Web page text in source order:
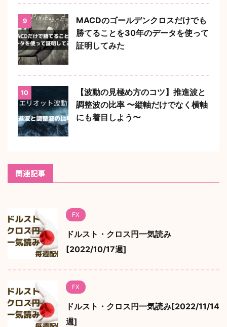
9
MACDのゴールデンクロスだけでも
勝てることを30年のデータを使って
証明してみた
10
【波動の見極め方のコツ】推進波と
調整波の比率 〜縦軸だけでなく横軸
にも着目しよう〜
関連記事
FX
ドルスト・クロス円一気読み
[2022/10/17週]
FX
ドルスト・クロス円一気読み[2022/11/14
週]